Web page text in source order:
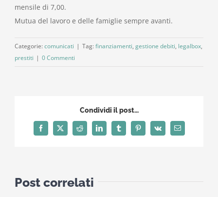
mensile di 7,00.
Mutua del lavoro e delle famiglie sempre avanti.
Categorie: comunicati | Tag: finanziamenti, gestione debiti, legalbox,
prestiti | 0 Commenti
Condividi il post...
Facebook
X Reddit LinkedInTumblrPinterest
Vk Email
Post correlati